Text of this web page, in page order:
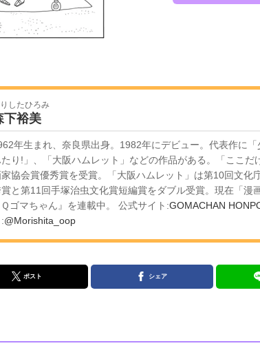
したひろみ
下裕美
年生まれ、奈良県出身。1982年にデビュー。代表作に
り!」、「大阪ハムレット」などの作品がある。「ここだ
協会賞優秀賞を受賞。「大阪ハムレット」は第10回文化
と第11回手塚治虫文化賞短編賞をダブル受賞。現在「漫
Ｑゴマちゃん』を連載中。 公式サイト:GOMACHAN
:@Morishita_oop
ポスト シェア